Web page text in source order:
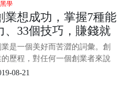
掌握一定的說話技巧，對於老
來說是必備的口才本領。一般來
，做生意，能賺錢的老闆，往往
握以下七大說話技巧，難怪人家
發財，看看你掌握了幾種？ 一、
搞定生意，離不
學
業想成功，掌握7種能
、33個技巧，賺錢就
較穩！
業是一個美好而苦澀的詞彙。創
的歷程，對任何一個創業者來說
是一種嚴峻的考驗和挑戰，需要
08-21